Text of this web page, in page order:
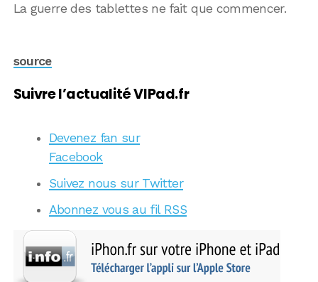
La guerre des tablettes ne fait que commencer.
source
Suivre l’actualité VIPad.fr
Devenez fan sur
Facebook
Suivez nous sur Twitter
Abonnez vous au fil RSS